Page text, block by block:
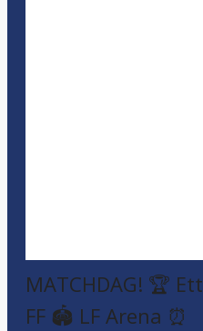
MATCHDAG! 🏆
FF 🏟️ LF Arena ⏰